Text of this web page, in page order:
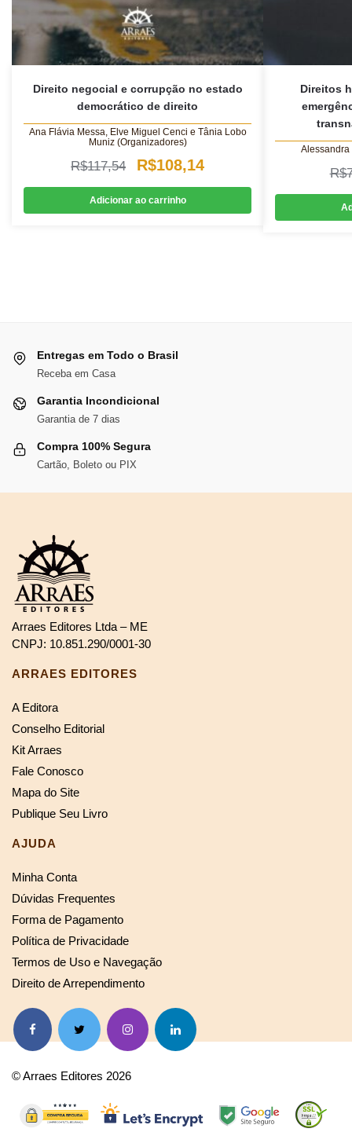
Direito negocial e corrupção no estado
democrático de direito
Ana Flávia Messa, Elve Miguel Cenci e Tânia Lobo
Muniz (Organizadores)
R$117,54
O
preço
original
R$108,14O
preço
atual
Adicionar ao carrinho
Direitos
Alessandra
R$
Entregas em Todo o Brasil
Receba em Casa
Garantia Incondicional
Garantia de 7 dias
Compra 100% Segura
Cartão, Boleto ou PIX
Arraes Editores Ltda – ME
CNPJ: 10.851.290/0001-30
ARRAES EDITORES
A Editora
Conselho Editorial
Kit Arraes
Fale Conosco
Mapa do Site
Publique Seu Livro
AJUDA
Minha Conta
Dúvidas Frequentes
Forma de Pagamento
Política de Privacidade
Termos de Uso e Navegação
Direito de Arrependimento
© Arraes Editores 2026